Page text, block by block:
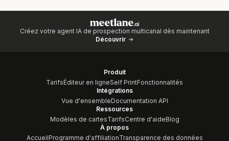
Créez votre agent IA de prospection multicanal dès maintenant
Découvrir
Produit
TarifsÉditeur en ligneSelf PrintFonctionnalités
Intégrations
Vue d'ensembleDocumentation API
Ressources
Modèles de cartesTarifsCentre d'aideBlog
À propos
AccueilProgramme d'affiliationTransparence des données